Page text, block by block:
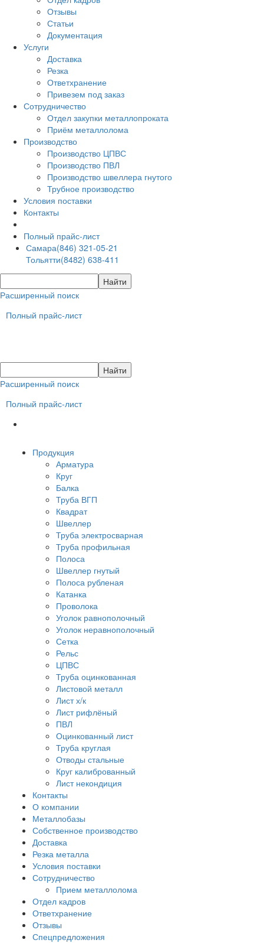
Отзывы
Статьи
Документация
Услуги
Доставка
Резка
Ответхранение
Привезем под заказ
Сотрудничество
Отдел закупки металлопроката
Приём металлолома
Производство
Производство ЦПВС
Производство ПВЛ
Производство швеллера гнутого
Трубное производство
Условия поставки
Контакты
Полный прайс-лист
Самара(846) 321-05-21
Тольятти(8482) 638-411
Расширенный поиск
Полный прайс-лист
Расширенный поиск
Полный прайс-лист
Продукция
Арматура
Круг
Балка
Труба ВГП
Квадрат
Швеллер
Труба электросварная
Труба профильная
Полоса
Швеллер гнутый
Полоса рубленая
Катанка
Проволока
Уголок равнополочный
Уголок неравнополочный
Сетка
Рельс
ЦПВС
Труба оцинкованная
Листовой металл
Лист х/к
Лист рифлёный
ПВЛ
Оцинкованный лист
Труба круглая
Отводы стальные
Круг калиброванный
Лист некондиция
Контакты
О компании
Металлобазы
Собственное производство
Доставка
Резка металла
Условия поставки
Сотрудничество
Прием металлолома
Отдел кадров
Ответхранение
Отзывы
Спецпредложения